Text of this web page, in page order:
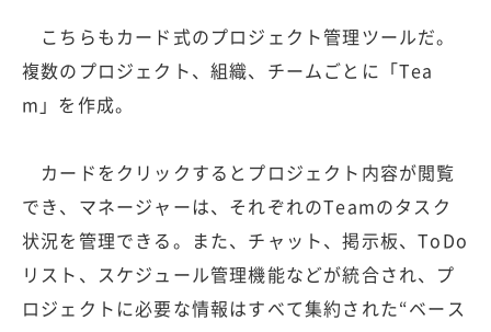
こちらもカード式のプロジェクト管理ツールだ。
複数のプロジェクト、組織、チームごとに「Tea
m」を作成。
カードをクリックするとプロジェクト内容が閲覧
でき、マネージャーは、それぞれのTeamのタスク
状況を管理できる。また、チャット、掲示板、ToDo
リスト、スケジュール管理機能などが統合され、プ
ロジェクトに必要な情報はすべて集約された“ベース